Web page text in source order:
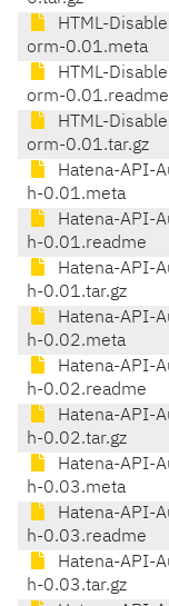
HTML-
orm-0.01.meta
HTML-
orm-0.01.readme
HTML-
orm-0.01.tar.gz
Hatena-API-
h-0.01.meta
Hatena-API-
h-0.01.readme
Hatena-API-
h-0.01.tar.gz
Hatena-API-
h-0.02.meta
Hatena-API-
h-0.02.readme
Hatena-API-
h-0.02.tar.gz
Hatena-API-
h-0.03.meta
Hatena-API-
h-0.03.readme
Hatena-API-
h-0.03.tar.gz